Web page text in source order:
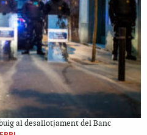
al desallotjament del Banc